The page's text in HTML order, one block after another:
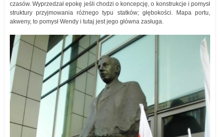
czasów. Wyprzedzał epokę jeśli chodzi o koncepcję, o konstrukcje i pomysł
struktury przyjmowania różnego typu statków; głębokości. Mapa portu,
akweny, to pomysł Wendy i tutaj jest jego główna zasługa.